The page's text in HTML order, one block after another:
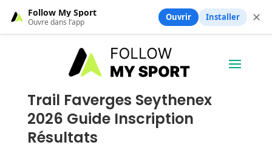
Trail Faverges Seythenex
2026 Guide Inscription
Résultats
Follow My Sport
Ouvre dans l’app Ouvrir Installer ✕